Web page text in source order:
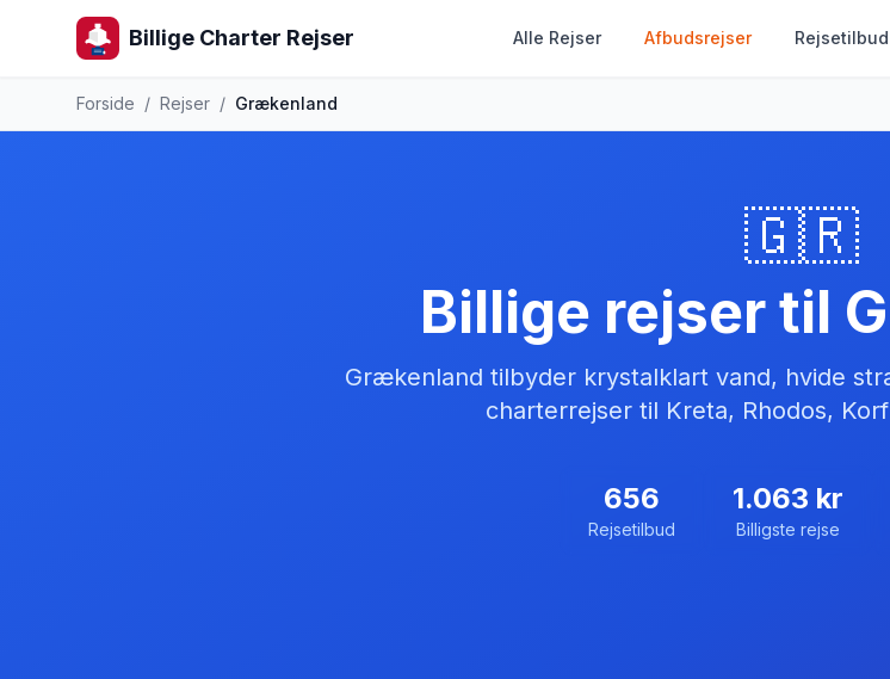
Billige Charter Rejser Alle Rejser Afbudsrejser Rejsetilbud
Forside / Rejser / Grækenland
🇬🇷
Billige rejser til
Grækenland tilbyder krystalklart vand, hvide
charterrejser til Kreta, Rhodos,
656
Rejsetilbud
1.063 kr
Billigste rejse